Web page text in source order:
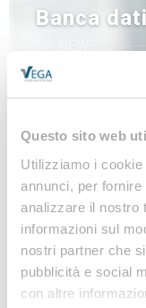
Questo sito web
Utilizziamo i
annunci, per
analizzare il nostro
informazioni sul
nostri partner che
pubblicità e social
con altre
Banca dati
Iscriviti
Notizie,
rimanere